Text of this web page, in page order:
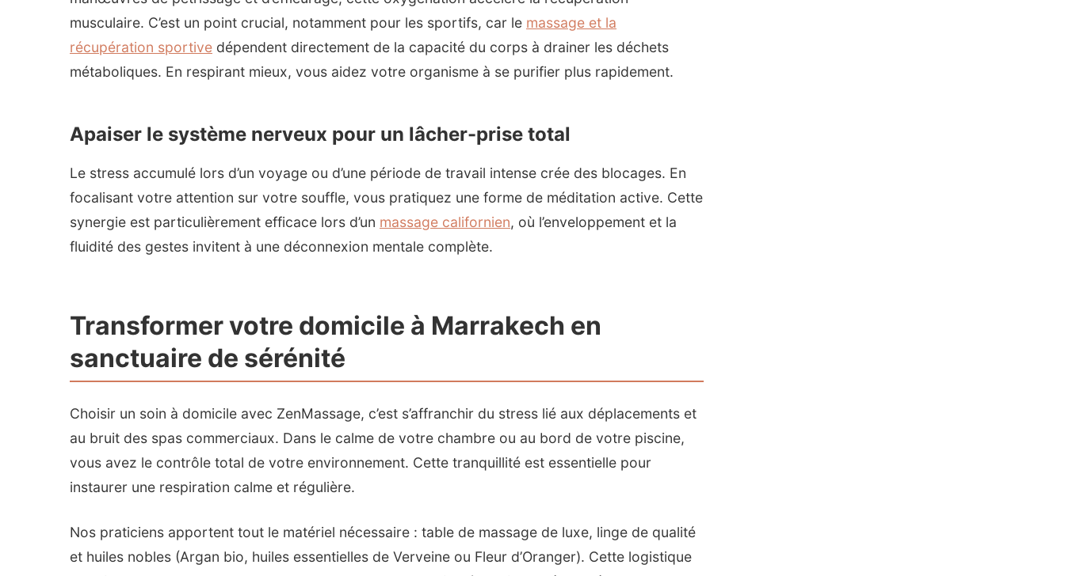
musculaire. C’est un point crucial, notamment pour les sportifs, car le massage et la
récupération sportive dépendent directement de la capacité du corps à drainer les déchets
métaboliques. En respirant mieux, vous aidez votre organisme à se purifier plus rapidement.
Apaiser le système nerveux pour un lâcher-prise total
Le stress accumulé lors d’un voyage ou d’une période de travail intense crée des blocages. En
focalisant votre attention sur votre souffle, vous pratiquez une forme de méditation active. Cette
synergie est particulièrement efficace lors d’un massage californien, où l’enveloppement et la
fluidité des gestes invitent à une déconnexion mentale complète.
Transformer votre domicile à Marrakech en
sanctuaire de sérénité
Choisir un soin à domicile avec ZenMassage, c’est s’affranchir du stress lié aux déplacements et
au bruit des spas commerciaux. Dans le calme de votre chambre ou au bord de votre piscine,
vous avez le contrôle total de votre environnement. Cette tranquillité est essentielle pour
instaurer une respiration calme et régulière.
Nos praticiens apportent tout le matériel nécessaire : table de massage de luxe, linge de qualité
et huiles nobles (Argan bio, huiles essentielles de Verveine ou Fleur d’Oranger). Cette logistique